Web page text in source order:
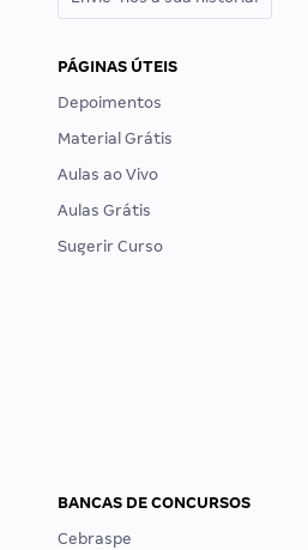
PÁGINAS ÚTEIS
Depoimentos
Material Grátis
Aulas ao Vivo
Aulas Grátis
Sugerir Curso
BANCAS DE CONCURSOS
Cebraspe